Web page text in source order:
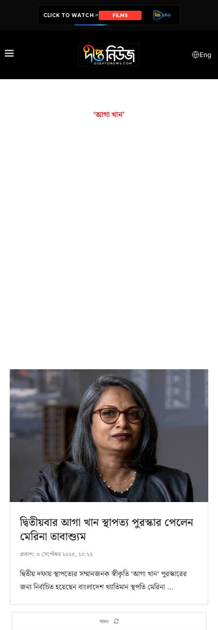
CLICK TO WATCH FILMS
Eng
‘আগা খান’
দ্বিতীয়বার আগা খান স্থাপত্য পুরস্কার পেলেন
মেরিনা তাবাশ্যুম
প্রকাশ: ৩ সেপ্টেম্বর ২০২৫, ১০:২৫
দ্বিতীয় দফায় স্থাপত্যের সম্মানজনক স্বীকৃতি ‘আগা খান‘ পুরস্কারের
জন্য নির্বাচিত হয়েছেন বাংলাদেশ খ্যাতিমান স্থপতি মেরিনা …
আরও